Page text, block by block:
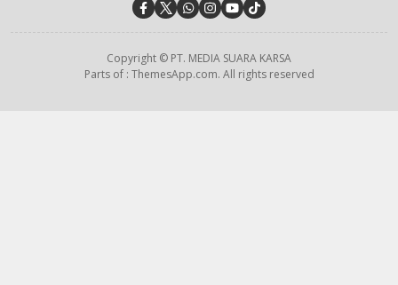
Copyright © PT. MEDIA SUARA KARSA
Parts of : ThemesApp.com. All rights reserved